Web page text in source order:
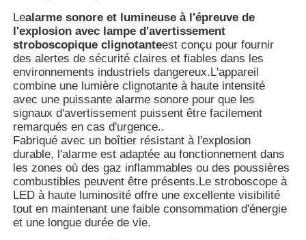
Aperçu
Produits
A propos de nous
Visite d'usine
Lealarme sonore et lumineuse à l'épreuve de
l'explosion avec lampe d'avertissement
stroboscopique clignotanteest conçu pour fournir
des alertes de sécurité claires et fiables dans les
environnements industriels dangereux.L'appareil
combine une lumière clignotante à haute intensité
avec une puissante alarme sonore pour que les
signaux d'avertissement puissent être facilement
remarqués en cas d'urgence..
Fabriqué avec un boîtier résistant à l'explosion
durable, l'alarme est adaptée au fonctionnement dans
les zones où des gaz inflammables ou des poussières
combustibles peuvent être présents.Le stroboscope à
LED à haute luminosité offre une excellente visibilité
tout en maintenant une faible consommation d'énergie
et une longue durée de vie.